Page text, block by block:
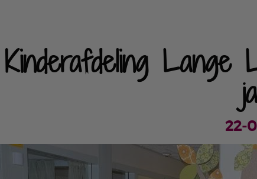
Kinderafdeling Lange
22-